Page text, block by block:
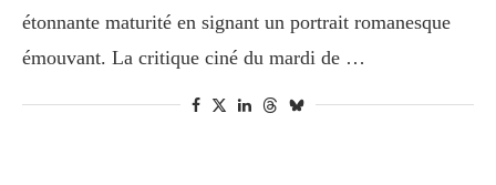
étonnante maturité en signant un portrait romanesque
émouvant. La critique ciné du mardi de …